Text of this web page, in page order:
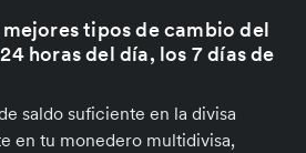
tipos de cambio del
horas del día, los 7 días de
saldo suficiente en la divisa
en tu monedero multidivisa,